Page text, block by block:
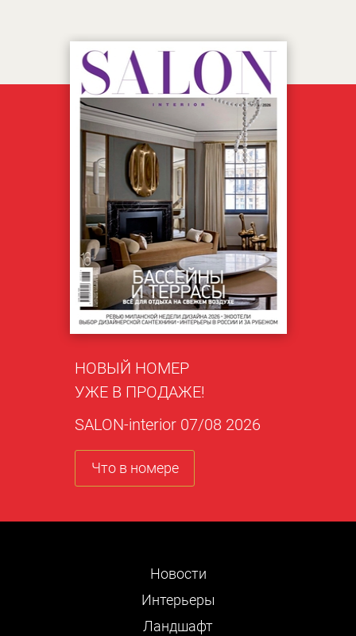
НОВЫЙ НОМЕР
УЖЕ В ПРОДАЖЕ!
SALON-interior 07/08 2026
Что в номере
Новости
Интерьеры
Ландшафт